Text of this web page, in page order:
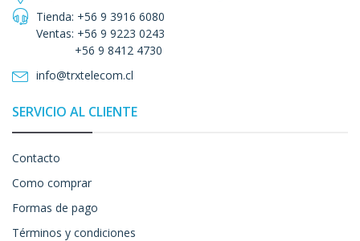
Tienda: +56 9 3916 6080
Ventas: +56 9 9223 0243
+56 9 8412 4730
info@trxtelecom.cl
SERVICIO AL CLIENTE
Contacto
Como comprar
Formas de pago
Términos y condiciones